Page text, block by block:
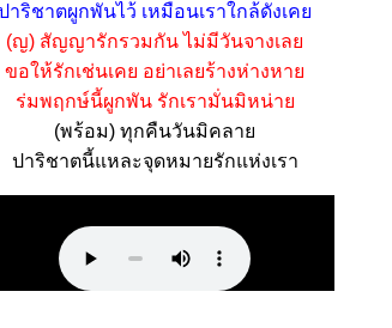
าริชาตผูกพันไว้ เหมือนเราใกล้ดังเคย
(ญ) สัญญารักรวมกัน ไม่มีวันจางเลย
ขอให้รักเช่นเคย อย่าเลยร้างห่างหาย
ร่มพฤกษ์นี้ผูกพัน รักเรามั่นมิหน่าย
(พร้อม) ทุกคืนวันมิคลาย
ปาริชาตนี้แหละจุดหมายรักแห่งเรา